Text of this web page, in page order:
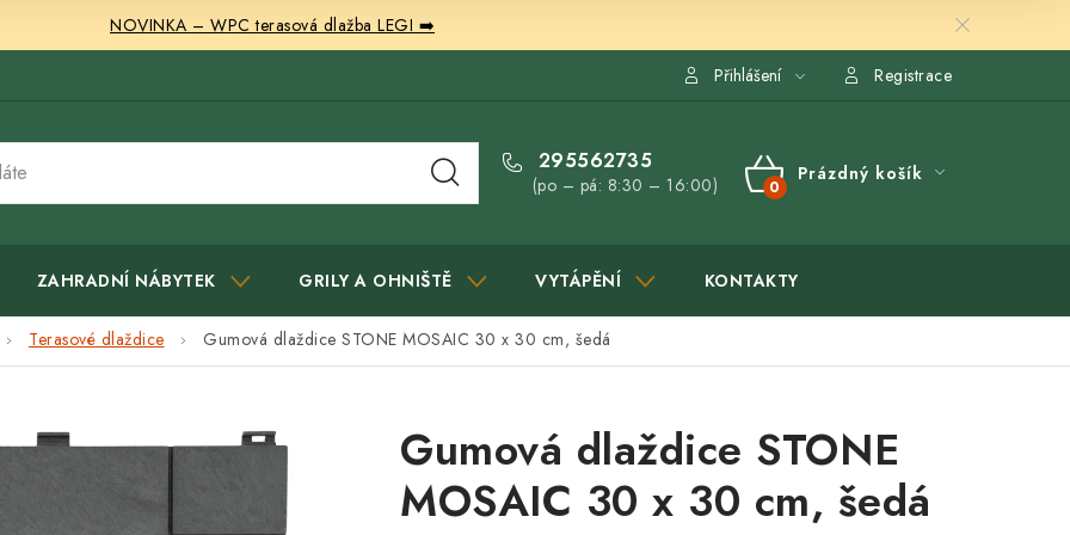
NOVINKA – WPC terasová dlažba LEGI ➡️
Přihlášení Registrace
295562735
(po – pá: 8:30 – 16:00)
NÁKUPNÍ
Prázdný košík
ZAHRADNÍ NÁBYTEK GRILY A OHNIŠTĚ VYTÁPĚNÍ KONTAKTY
Terasové dlaždice Gumová dlaždice STONE MOSAIC 30 x 30 cm, šedá
Gumová dlaždice STONE
MOSAIC 30 x 30 cm, šedá